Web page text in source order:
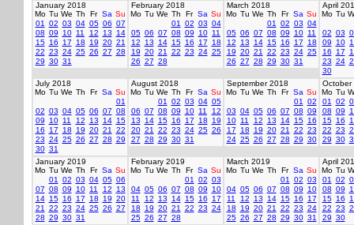
January 2018
Mo Tu We Th Fr Sa Su
01
02 03 04 05 06 07
08 09 10 11 12 13
14
15 16 17 18 19 20 21
22 23 24 25 26 27 28
29 30 31
February 2018
Mo Tu We Th Fr Sa Su
01
02 03 04
05 06 07 08 09 10 11
12
13 14 15 16 17
18
19 20 21 22 23 24 25
26 27 28
March 2018
Mo Tu We Th Fr Sa Su
01
02 03 04
05 06 07 08 09 10 11
12
13 14 15 16 17
18
19 20 21 22 23 24 25
26 27 28 29 30 31
April
Mo Tu
02 03
09
10
16
17
23 24
30
July 2018
Mo Tu We Th Fr Sa Su
01
02 03 04 05 06 07 08
09
10 11 12 13 14 15
16
17 18 19 20 21
22
23 24 25 26 27 28 29
30 31
August 2018
Mo Tu We Th Fr Sa Su
01
02 03 04 05
06 07 08 09 10 11
12
13
14 15 16 17 18
19
20 21 22 23 24 25 26
27 28 29 30 31
September 2018
Mo Tu We Th Fr Sa Su
01
02
03 04 05 06 07 08 09
10 11 12 13 14 15 16
17
18 19 20 21 22 23
24 25 26 27 28 29 30
October
Mo Tu
01
02
08 09
15 16
22 23
29 30
January 2019
Mo Tu We Th Fr Sa Su
01
02 03 04 05 06
07 08 09 10 11 12
13
14 15 16 17 18 19 20
21
22 23 24 25 26 27
28 29 30 31
February 2019
Mo Tu We Th Fr Sa Su
01
02 03
04 05 06 07 08 09
10
11
12 13 14 15 16
17
18
19 20 21 22 23 24
25 26 27 28
March 2019
Mo Tu We Th Fr Sa Su
01
02 03
04 05 06 07 08 09
10
11
12 13 14 15 16
17
18
19 20 21 22 23 24
25 26 27 28 29 30 31
April
Mo Tu
01
02
08 09
15 16
22 23
29 30